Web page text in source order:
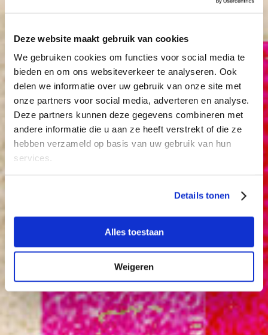
Deze website maakt gebruik van cookies
We gebruiken cookies om functies voor social media te
bieden en om ons websiteverkeer te analyseren. Ook
delen we informatie over uw gebruik van onze site met
onze partners voor social media, adverteren en analyse.
Deze partners kunnen deze gegevens combineren met
andere informatie die u aan ze heeft verstrekt of die ze
hebben verzameld op basis van uw gebruik van hun
services.
Details tonen
Alles toestaan
Weigeren
Marokkaanse pannenkoeken demonstratie
Wijkfestival Kanaleneiland